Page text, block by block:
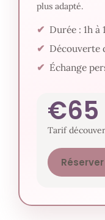
plus adapté.
Durée : 1h à
Découverte
Échange
€65
Tarif